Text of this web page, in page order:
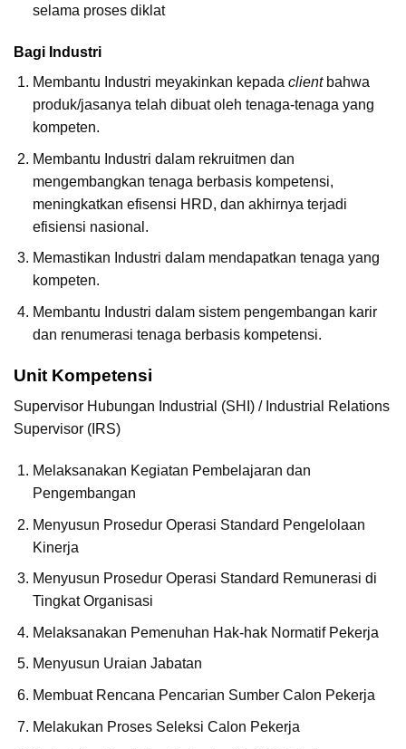
selama proses diklat
Bagi Industri
Membantu Industri meyakinkan kepada clientbahwa
produk/jasanya telah dibuat oleh tenaga-tenaga yang
kompeten.
Membantu Industri dalam rekruitmen dan
mengembangkan tenaga berbasis kompetensi,
meningkatkan efisensi HRD, dan akhirnya terjadi
efisiensi nasional.
Memastikan Industri dalam mendapatkan tenaga yang
kompeten.
Membantu Industri dalam sistem pengembangan karir
dan renumerasi tenaga berbasis kompetensi.
Unit Kompetensi
Supervisor Hubungan Industrial (SHI) / Industrial Relations
Supervisor (IRS)
Melaksanakan Kegiatan Pembelajaran dan
Pengembangan
Menyusun Prosedur Operasi Standard Pengelolaan
Kinerja
Menyusun Prosedur Operasi Standard Remunerasi di
Tingkat Organisasi
Melaksanakan Pemenuhan Hak-hak Normatif Pekerja
Menyusun Uraian Jabatan
Membuat Rencana Pencarian Sumber Calon Pekerja
Melakukan Proses Seleksi Calon Pekerja